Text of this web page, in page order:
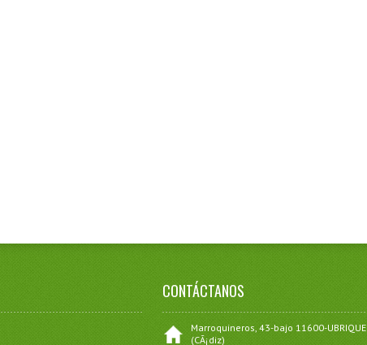
CONTÁCTANOS
Marroquineros, 43-bajo 11600-UBRIQUE
(CÃ¡diz)